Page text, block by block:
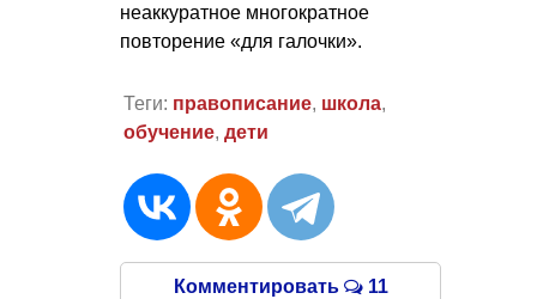
неаккуратное многократное
повторение «для галочки».
Теги: правописание, школа,
обучение, дети
Комментировать 11